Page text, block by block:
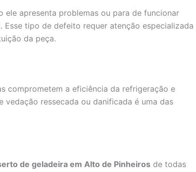
ele apresenta problemas ou para de funcionar
tipo de defeito requer atenção especializada
da peça.
comprometem a eficiência da refrigeração e
vedação ressecada ou danificada é uma das
de geladeira em Alto de Pinheiros de todas